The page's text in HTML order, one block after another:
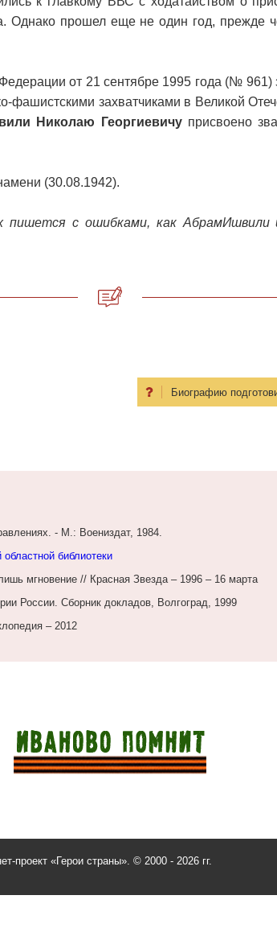
Однако прошел еще не один год, прежде
от 21 сентябре 1995 года (№ 961)
фашистскими захватчиками в Великой
Николаю Георгиевичуприсвоено
(30.08.1942).
пишется с ошибками, как
Биографию
- М.: Воениздат, 1984.
областной библиотеки
мгновение // Красная Звезда – 1996 – 16 марта
России. Сборник докладов, Волгоград, 1999
– 2012
проект «Герои страны». © 2000 - 2026 гг.